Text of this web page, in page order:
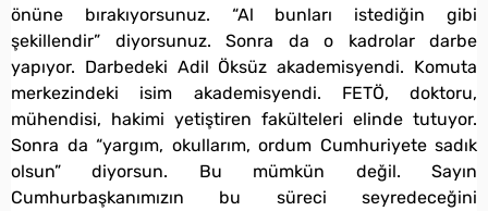
önüne bırakıyorsunuz. “Al bunları istediğin gibi
şekillendir” diyorsunuz. Sonra da o kadrolar darbe
yapıyor. Darbedeki Adil Öksüz akademisyendi. Komuta
merkezindeki isim akademisyendi. FETÖ, doktoru,
mühendisi, hakimi yetiştiren fakülteleri elinde tutuyor.
Sonra da “yargım, okullarım, ordum Cumhuriyete sadık
olsun” diyorsun. Bu mümkün değil. Sayın
Cumhurbaşkanımızın bu süreci seyredeceğini